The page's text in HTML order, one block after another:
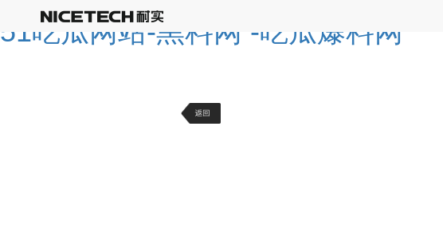
51吃瓜网站-黑料网 -吃瓜爆料网